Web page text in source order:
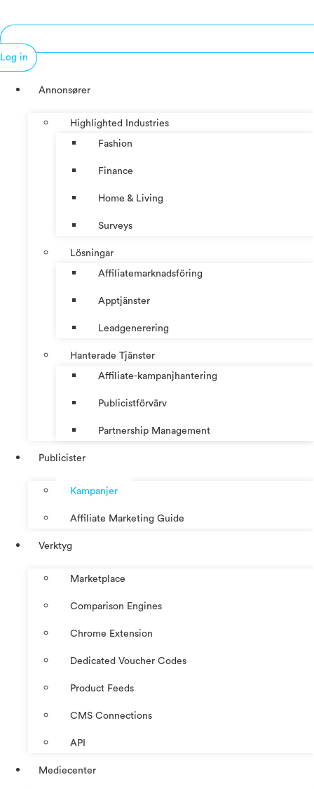
Log in
Annonsører
Highlighted Industries
Fashion
Finance
Home & Living
Surveys
Lösningar
Affiliatemarknadsföring
Apptjänster
Leadgenerering
Hanterade Tjänster
Affiliate-kampanjhantering
Publicistförvärv
Partnership Management
Publicister
Kampanjer
Affiliate Marketing Guide
Verktyg
Marketplace
Comparison Engines
Chrome Extension
Dedicated Voucher Codes
Product Feeds
CMS Connections
API
Mediecenter